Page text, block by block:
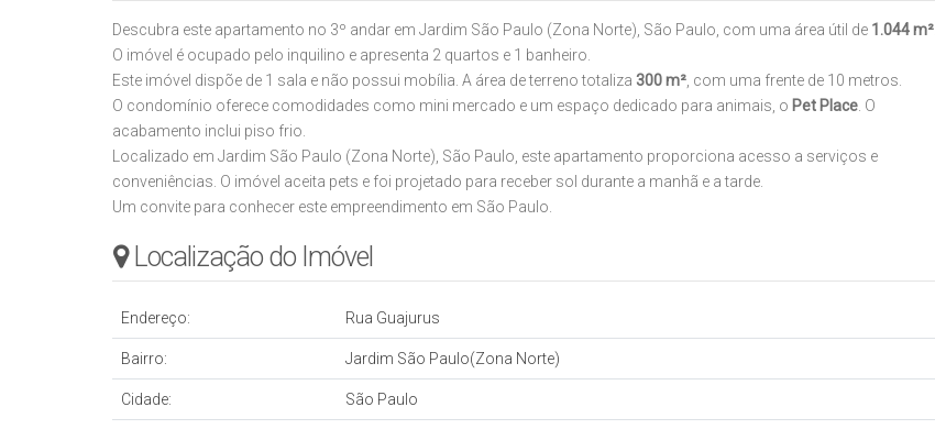
Descubra este apartamento no 3º andar em Jardim São Paulo (Zona Norte), São Paulo, com uma área útil de 1.044 m²
O imóvel é ocupado pelo inquilino e apresenta 2 quartos e 1 banheiro.
Este imóvel dispõe de 1 sala e não possui mobília. A área de terreno totaliza 300 m² , com uma frente de 10 metros.
O condomínio oferece comodidades como mini mercado e um espaço dedicado para animais, o Pet Place . O
acabamento inclui piso frio.
Localizado em Jardim São Paulo (Zona Norte), São Paulo, este apartamento proporciona acesso a serviços e
conveniências. O imóvel aceita pets e foi projetado para receber sol durante a manhã e a tarde.
Um convite para conhecer este empreendimento em São Paulo.
Localização do Imóvel
Endereço: Rua Guajurus
Bairro: Jardim São Paulo(Zona Norte)
Cidade: São Paulo